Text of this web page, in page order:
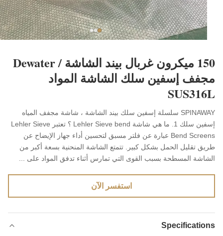
150 ميكرون غربال بيند الشاشة / Dewater
إسفين سلك الشاشة المواد
SPINAWAY سلسلة إسفين سلك بيند الشاشة ، شاشة مجفف المياه
إسفين سلك 1. ما هي شاشة Lehler Sieve bend ؟ تعتبر Lehler Sieve
Bend Screens عبارة عن فلتر مسبق لتحسين أداء جهاز الإيضاح عن
تقليل الحمل بشكل كبير. تتمتع الشاشة المنحنية بسعة أكبر من
المسطحة بسبب القوى التي تمارس أثناء تدفق المواد على ...
استفسر الآن